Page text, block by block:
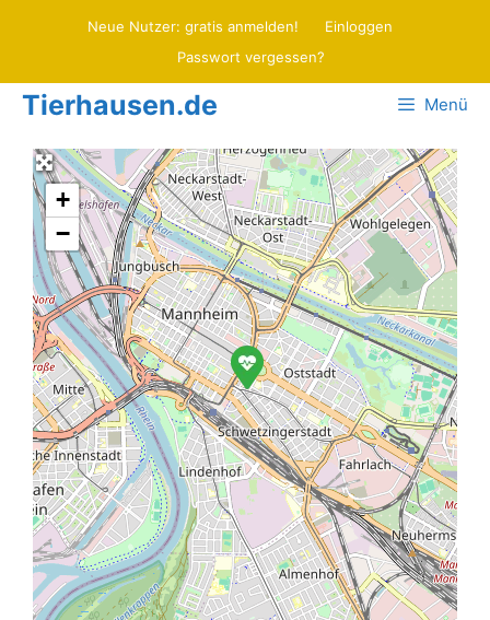
Neue Nutzer: gratis anmelden!
Einloggen
Passwort vergessen?
Tierhausen.de Menü
+
−